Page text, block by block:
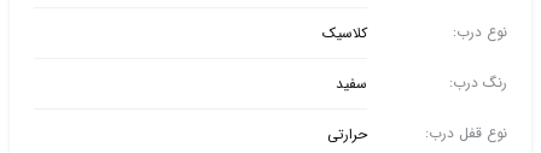
نوع درب: کلاسیک
رنگ درب: سفید
نوع قفل درب: حرارتی